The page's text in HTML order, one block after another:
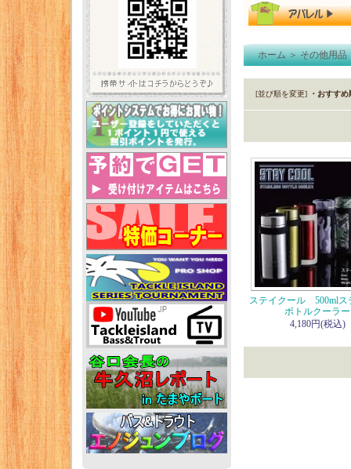
ホーム＞その他用品
[並び順を変更] ・おすすめ
ステイクール 500mlス
ボトルクーラー
4,180円(税込)